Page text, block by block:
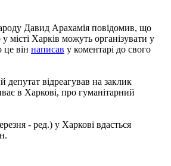
Давид Арахамія повідомив, що
місті Харків можуть організувати у
це він написав у коментарі до свого
відреагував на заклик
в Харкові, про гуманітарний
- ред.) у Харкові вдасться